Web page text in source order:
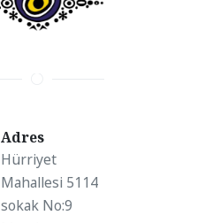
Adres
Hürriyet
Mahallesi 5114
sokak No:9